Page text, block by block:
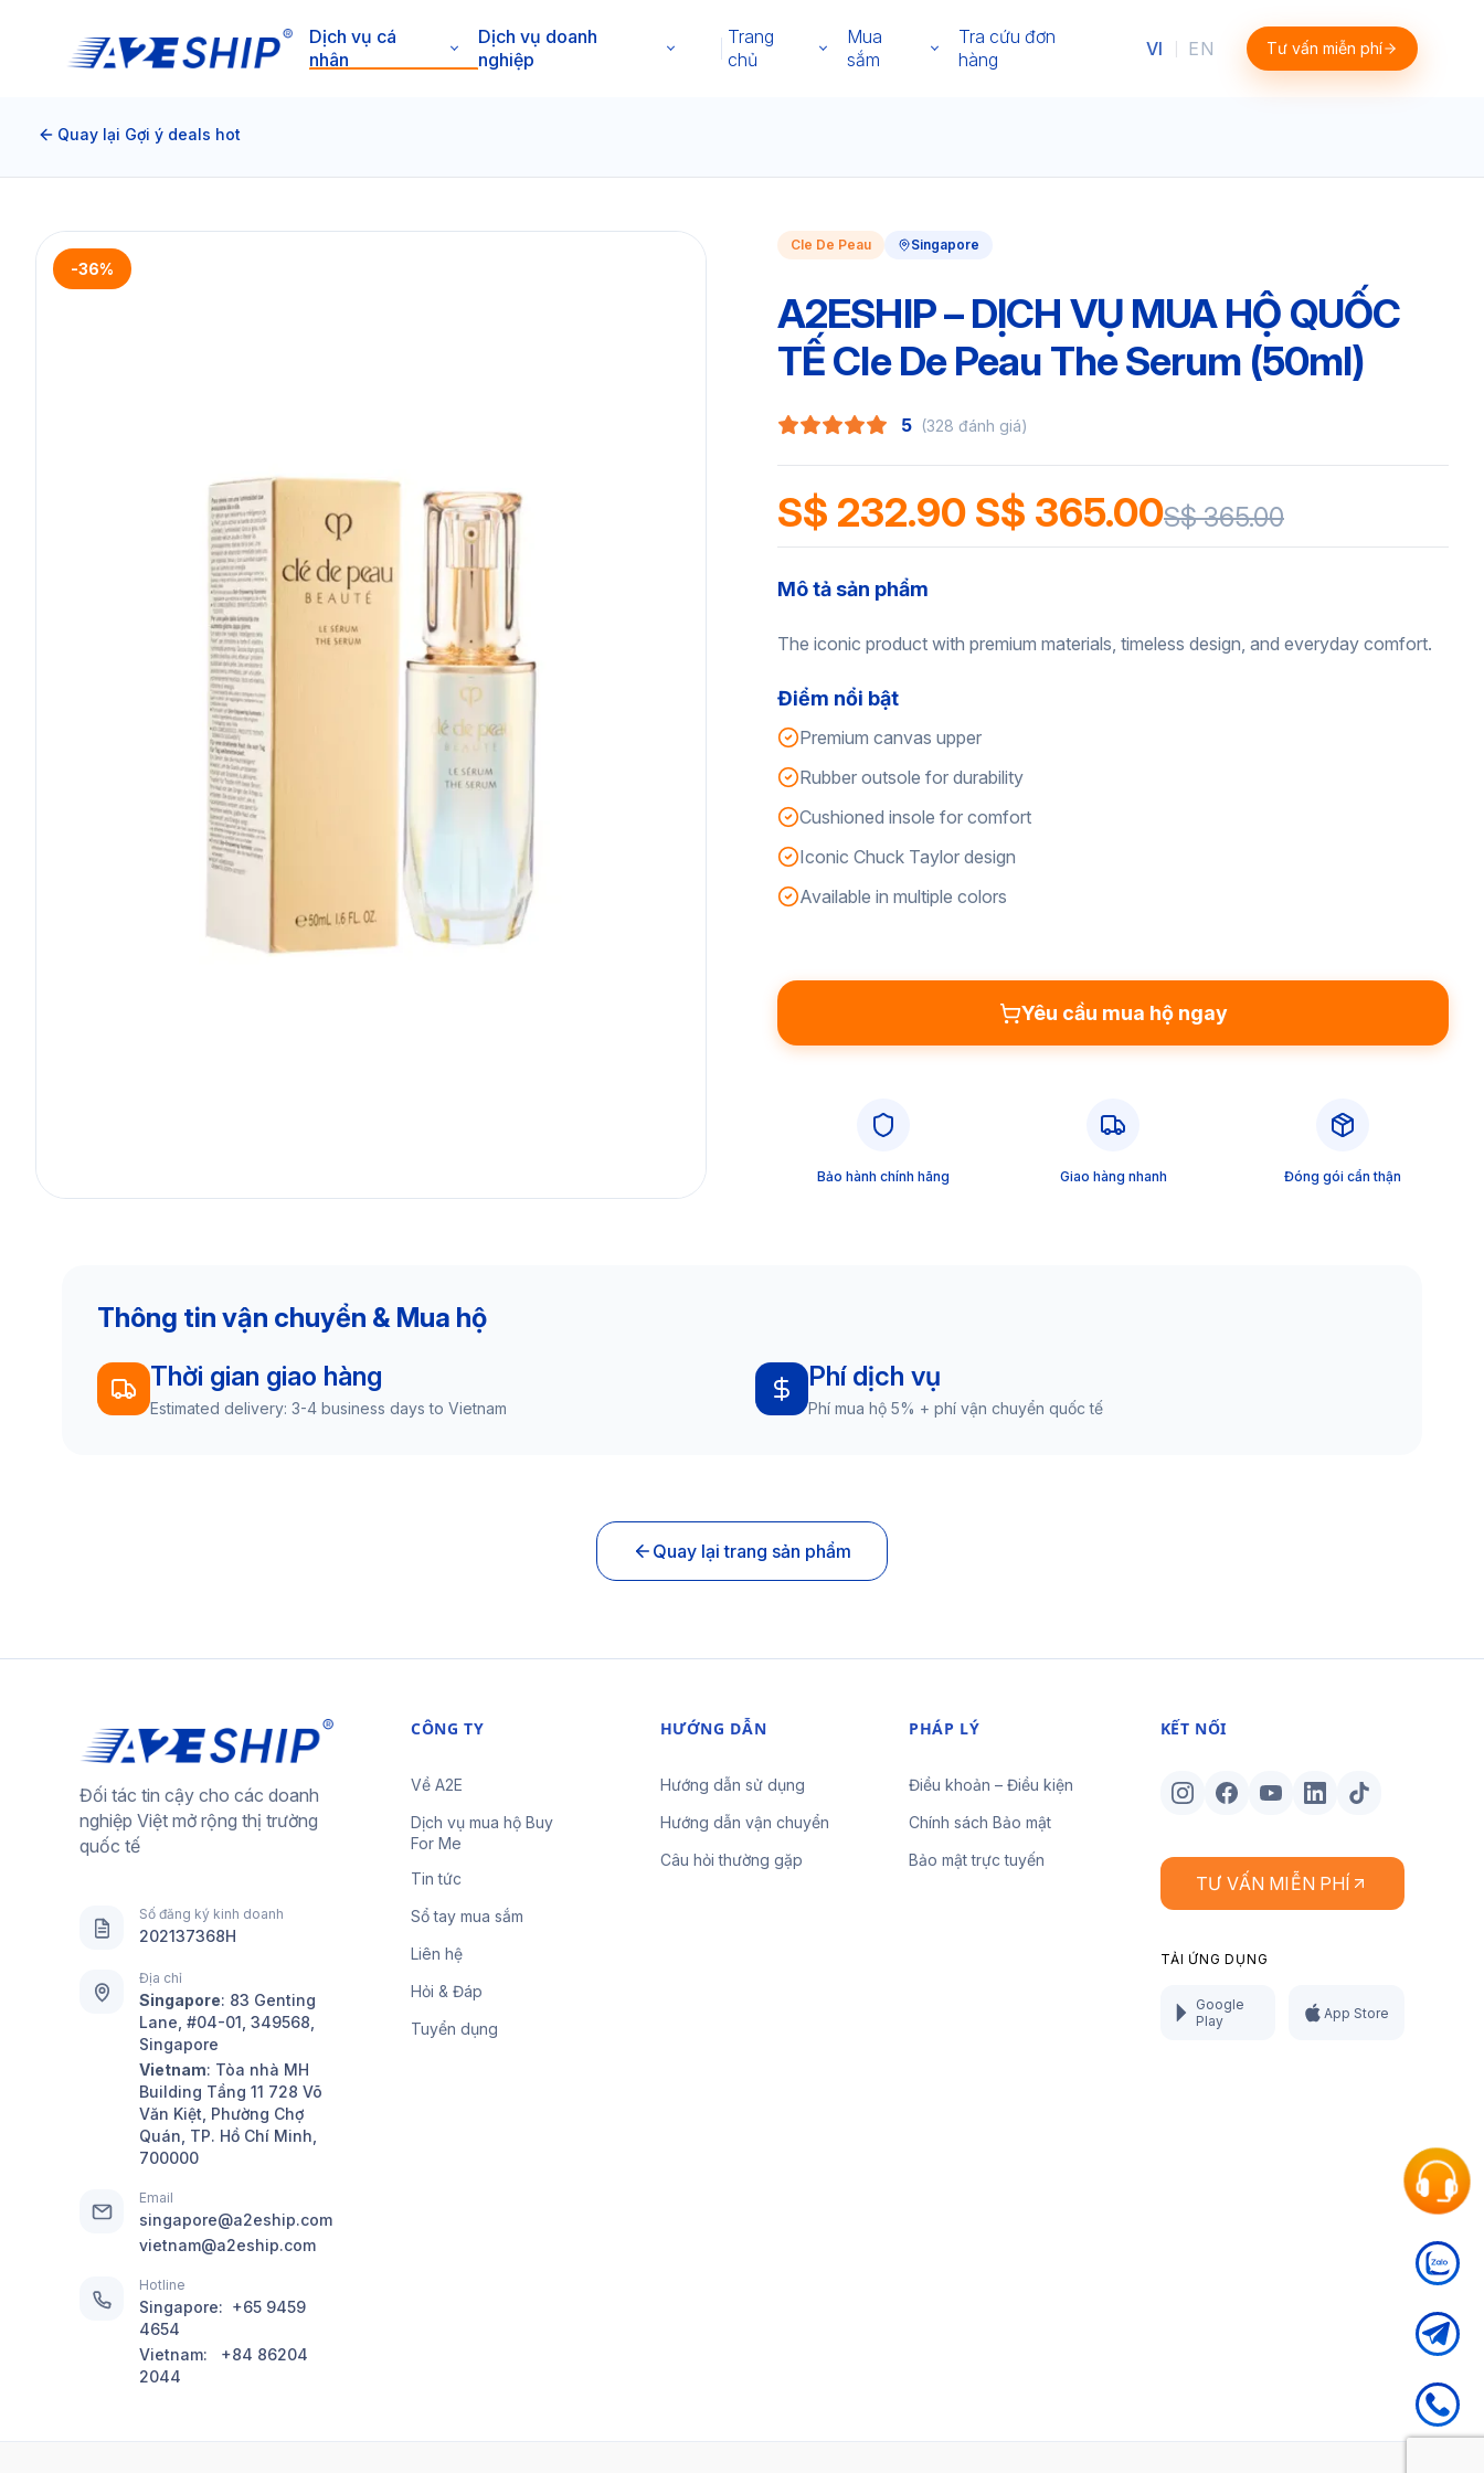
Dịch vụ cá
nhân
Dịch vụ doanh
nghiệp
Trang
chủ
Mua
sắm
Tra cứu đơn
hàng
VI EN Tư vấn miễn phí
Quay lại Gợi ý deals hot
-36%
Cle De Peau Singapore
A2ESHIP – DỊCH VỤ MUA HỘ QUỐC
TẾ Cle De Peau The Serum (50ml)
5 (328 đánh giá)
S$ 232.90 S$ 365.00S$ 365.00
Mô tả sản phẩm
The iconic product with premium materials, timeless design, and everyday comfort.
Điểm nổi bật
Premium canvas upper
Rubber outsole for durability
Cushioned insole for comfort
Iconic Chuck Taylor design
Available in multiple colors
Yêu cầu mua hộ ngay
Bảo hành chính hãng Giao hàng nhanh Đóng gói cẩn thận
Thông tin vận chuyển & Mua hộ
Thời gian giao hàng
Estimated delivery: 3-4 business days to Vietnam
Phí dịch vụ
Phí mua hộ 5% + phí vận chuyển quốc tế
Quay lại trang sản phẩm
Đối tác tin cậy cho các doanh
nghiệp Việt mở rộng thị trường
quốc tế
Số đăng ký kinh doanh
202137368H
Địa chỉ
Singapore: 83 Genting
Lane, #04-01, 349568,
Singapore
Vietnam: Tòa nhà MH
Building Tầng 11 728 Võ
Văn Kiệt, Phường Chợ
Quán, TP. Hồ Chí Minh,
700000
Email
singapore@a2eship.com
vietnam@a2eship.com
Hotline
Singapore: +65 9459
4654
Vietnam: +84 86204
2044
CÔNG TY
Về A2E
Dịch vụ mua hộ Buy
For Me
Tin tức
Sổ tay mua sắm
Liên hệ
Hỏi & Đáp
Tuyển dụng
HƯỚNG DẪN
Hướng dẫn sử dụng
Hướng dẫn vận chuyển
Câu hỏi thường gặp
PHÁP LÝ
Điều khoản – Điều kiện
Chính sách Bảo mật
Bảo mật trực tuyến
KẾT NỐI
TƯ VẤN MIỄN PHÍ
TẢI ỨNG DỤNG
Google
Play
App Store